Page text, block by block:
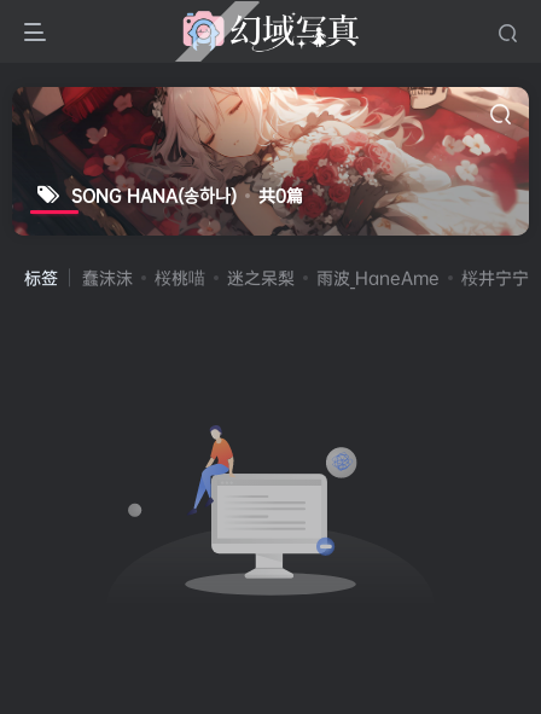
SONG HANA(송하나) 共0篇
标签 蠢沫沫 桜桃喵 迷之呆梨 雨波_HaneAme 桜井宁宁(